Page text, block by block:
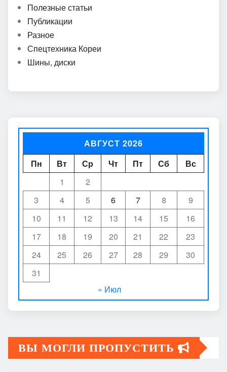
Полезные статьи
Публикации
Разное
Спецтехника Кореи
Шины, диски
АВГУСТ 2026
Пн
Вт Ср Чт Пт Сб
Вс
1
2
3
4 5 6 7 8
9
10
11 12 13 14 15
16
17
18 19 20 21 22
23
24
25 26 27 28 29
30
31
« Июл
ВЫ МОГЛИ ПРОПУСТИТЬ